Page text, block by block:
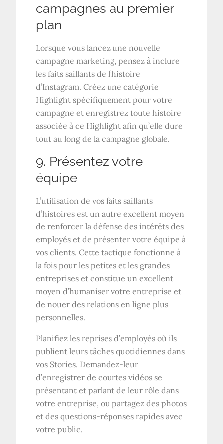
campagnes au premier
plan
Lorsque vous lancez une nouvelle
campagne marketing, pensez à inclure
les faits saillants de l’histoire
d’Instagram. Créez une catégorie
Highlight spécifiquement pour votre
campagne et enregistrez toute histoire
associée à ce Highlight afin qu’elle dure
tout au long de la campagne globale.
9. Présentez votre
équipe
L’utilisation de vos faits saillants
d’histoires est un autre excellent moyen
de renforcer la défense des intérêts des
employés et de présenter votre équipe à
vos clients. Cette tactique fonctionne à
la fois pour les petites et les grandes
entreprises et constitue un excellent
moyen d’humaniser votre entreprise et
de nouer des relations en ligne plus
personnelles.
Planifiez les reprises d’employés où ils
publient leurs tâches quotidiennes dans
vos Stories. Demandez-leur
d’enregistrer de courtes vidéos se
présentant et parlant de leur rôle dans
votre entreprise, ou partagez des photos
et des questions-réponses rapides avec
votre public.